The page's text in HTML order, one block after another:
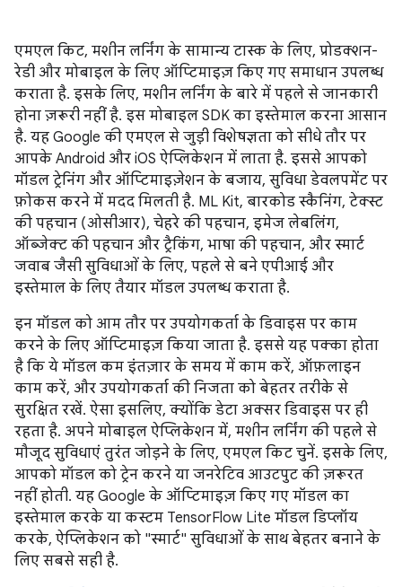
एमएल किट, मशीन लर्निंग के सामान्य टास्क के लिए, प्रोडक्शन-
रेडी और मोबाइल के लिए ऑप्टिमाइज़ किए गए समाधान उपलब्ध
कराता है. इसके लिए, मशीन लर्निंग के बारे में पहले से जानकारी
होना ज़रूरी नहीं है. इस मोबाइल SDK का इस्तेमाल करना आसान
है. यह Google की एमएल से जुड़ी विशेषज्ञता को सीधे तौर पर
आपके Android और iOS ऐप्लिकेशन में लाता है. इससे आपको
मॉडल ट्रेनिंग और ऑप्टिमाइज़ेशन के बजाय, सुविधा डेवलपमेंट पर
फ़ोकस करने में मदद मिलती है. ML Kit, बारकोड स्कैनिंग, टेक्स्ट
की पहचान (ओसीआर), चेहरे की पहचान, इमेज लेबलिंग,
ऑब्जेक्ट की पहचान और ट्रैकिंग, भाषा की पहचान, और स्मार्ट
जवाब जैसी सुविधाओं के लिए, पहले से बने एपीआई और
इस्तेमाल के लिए तैयार मॉडल उपलब्ध कराता है.
इन मॉडल को आम तौर पर उपयोगकर्ता के डिवाइस पर काम
करने के लिए ऑप्टिमाइज़ किया जाता है. इससे यह पक्का होता
है कि ये मॉडल कम इंतज़ार के समय में काम करें, ऑफ़लाइन
काम करें, और उपयोगकर्ता की निजता को बेहतर तरीके से
सुरक्षित रखें. ऐसा इसलिए, क्योंकि डेटा अक्सर डिवाइस पर ही
रहता है. अपने मोबाइल ऐप्लिकेशन में, मशीन लर्निंग की पहले से
मौजूद सुविधाएं तुरंत जोड़ने के लिए, एमएल किट चुनें. इसके लिए,
आपको मॉडल को ट्रेन करने या जनरेटिव आउटपुट की ज़रूरत
नहीं होती. यह Google के ऑप्टिमाइज़ किए गए मॉडल का
इस्तेमाल करके या कस्टम TensorFlow Lite मॉडल डिप्लॉय
करके, ऐप्लिकेशन को "स्मार्ट" सुविधाओं के साथ बेहतर बनाने के
लिए सबसे सही है.